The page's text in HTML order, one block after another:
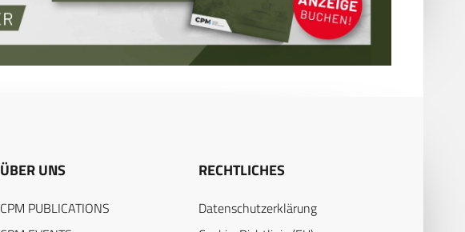
ÜBER UNS
CPM PUBLICATIONS
RECHTLICHES
Datenschutzerklärung